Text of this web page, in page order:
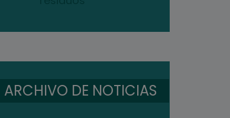
ARCHIVO DE NOTICIAS